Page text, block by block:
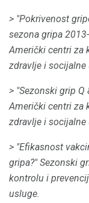
> "Pokrivenost
sezona gripa
Američki centri za
zdravlje i socijalne
> "Sezonski grip Q
Američki centri za
zdravlje i socijalne
> "Efikasnost
gripa?" Sezonski
kontrolu i
usluge.